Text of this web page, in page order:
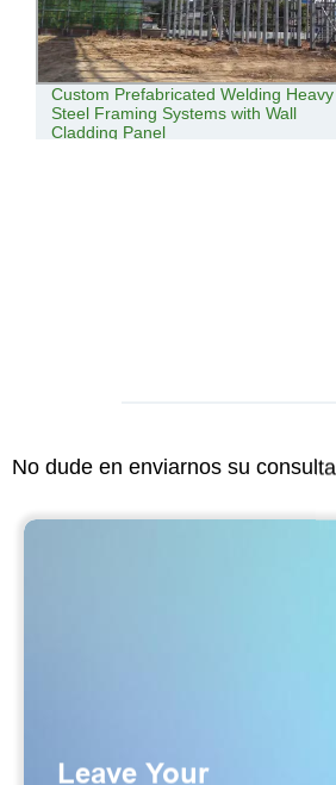
Custom Prefabricated Welding Heavy
Steel Framing Systems with Wall
Cladding Panel
No dude en enviarnos su